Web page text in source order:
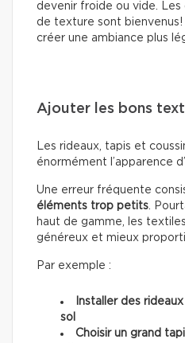
devenir froide ou vide. Les
de texture sont
créer une ambiance plus
Ajouter les bons
Les rideaux, tapis et
énormément l’apparence
Une erreur fréquente
éléments trop petits.
haut de gamme, les
généreux et mieux
Par exemple :
Installer des
sol
Choisir un grand